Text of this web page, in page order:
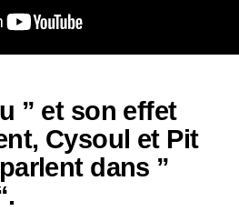
” et son effet
Cysoul et Pit
dans ”